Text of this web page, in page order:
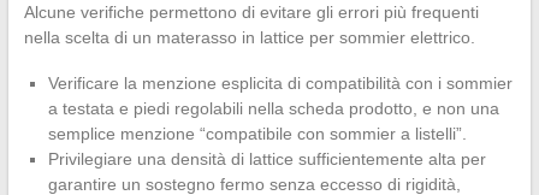
Alcune verifiche permettono di evitare gli errori più frequenti
nella scelta di un materasso in lattice per sommier elettrico.
Verificare la menzione esplicita di compatibilità con i sommier
a testata e piedi regolabili nella scheda prodotto, e non una
semplice menzione “compatibile con sommier a listelli”.
Privilegiare una densità di lattice sufficientemente alta per
garantire un sostegno fermo senza eccesso di rigidità,